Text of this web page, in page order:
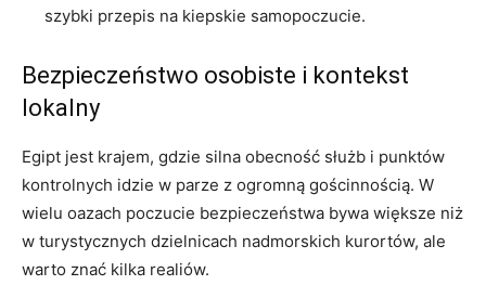
szybki przepis na kiepskie samopoczucie.
Bezpieczeństwo osobiste i kontekst
lokalny
Egipt jest krajem, gdzie silna obecność służb i punktów
kontrolnych idzie w parze z ogromną gościnnością. W
wielu oazach poczucie bezpieczeństwa bywa większe niż
w turystycznych dzielnicach nadmorskich kurortów, ale
warto znać kilka realiów.